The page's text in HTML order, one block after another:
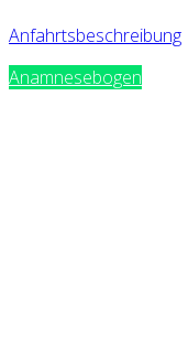
Anfahrtsbeschreibung
Anamnesebogen